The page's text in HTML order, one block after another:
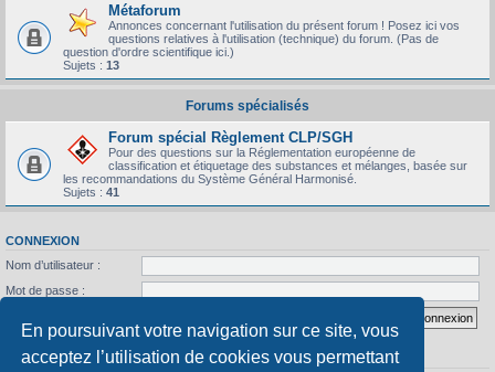
En poursuivant votre navigation sur ce site, vous
acceptez l’utilisation de cookies vous permettant
Métaforum
Annonces concernant l'utilisation du présent forum ! Posez ici vos
questions relatives à l'utilisation (technique) du forum. (Pas de
question d'ordre scientifique ici.)
Sujets : 13
Forums spécialisés
Forum spécial Règlement CLP/SGH
Pour des questions sur la Réglementation européenne de
classification et étiquetage des substances et mélanges, basée sur
les recommandations du Système Général Harmonisé.
Sujets : 41
CONNEXION
Nom d’utilisateur :
Mot de passe :
STATISTIQUES